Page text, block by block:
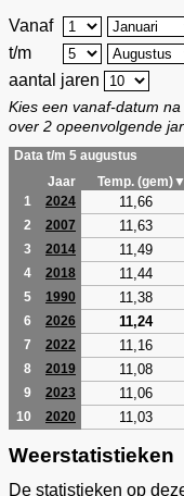
Vanaf
t/m
aantal jaren
Kies een vanaf-datum
over 2 opeenvolgende
Data t/m 5 augustus
Jaar
Temp. (gem)▼
1
2024 11,66
2 2007 11,63
3 2014 11,49
4 2018 11,44
5 1990 11,38
6 2026 11,24
7 2022 11,16
8 2019 11,08
9 2023 11,06
10 2020 11,03
Weerstatistieken
De statistieken op